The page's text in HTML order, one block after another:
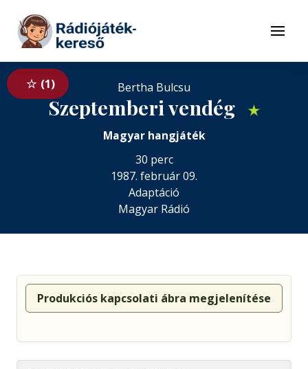
Tovább a tartalomhoz
Menü
1
Szeptemberi vendég ★
Magyar hangjáték
30 perc
1987. február 09.
Adaptáció
Magyar Rádió
Produkciós kapcsolati ábra megjelenítése